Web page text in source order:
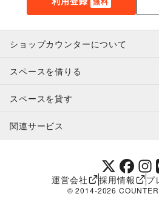
ショップカウンターについて
利用規約・ガイドライン
特定商取引法に基づく表示
補償プログラム
スペースを借りる
スペースを借りたい人へ
ユーザー利用規約
提携パートナー
スペースを貸す
スペースを貸したい方へ
オーナー利用規約
関連サービス
SHOPCOUNTER MAGAZINE
ショップカウンターエンタープラ
ショップカウンター常設
運営会社 採用情報 プ
© 2014-2026